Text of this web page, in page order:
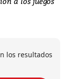
los resultados